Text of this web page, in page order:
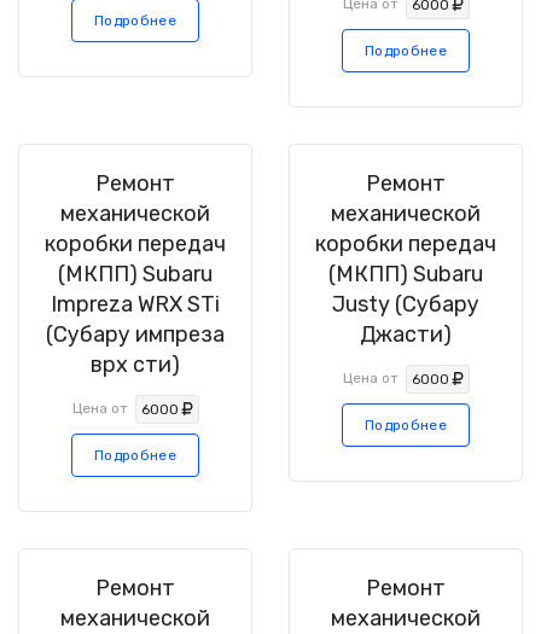
Подробнее
Цена от 6000
Подробнее
Ремонт
механической
коробки передач
(МКПП) Subaru
Impreza WRX STi
(Субару импреза
врх сти)
Цена от 6000
Подробнее
Ремонт
механической
коробки передач
(МКПП) Subaru
Justy (Субару
Джасти)
Цена от 6000
Подробнее
Ремонт
механической
Ремонт
механической